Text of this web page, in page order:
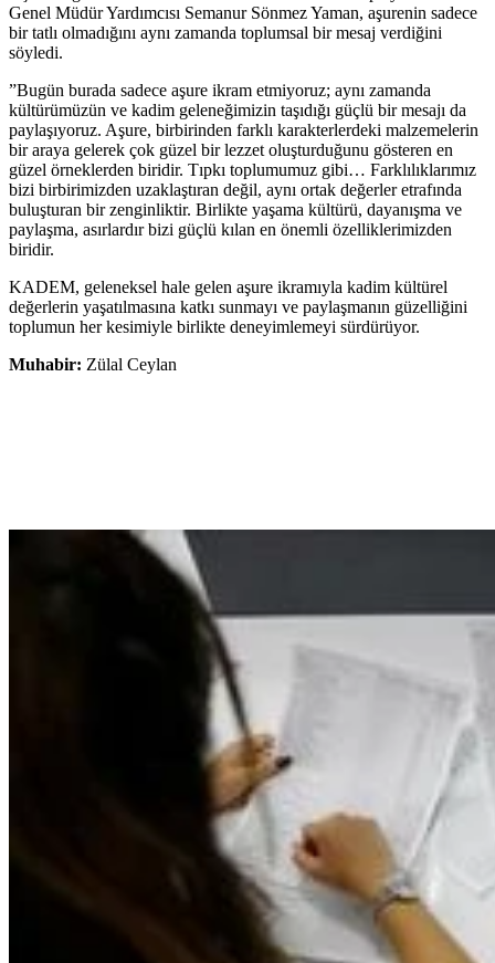
Genel Müdür Yardımcısı Semanur Sönmez Yaman, aşurenin sadece
bir tatlı olmadığını aynı zamanda toplumsal bir mesaj verdiğini
söyledi.
”Bugün burada sadece aşure ikram etmiyoruz; aynı zamanda
kültürümüzün ve kadim geleneğimizin taşıdığı güçlü bir mesajı da
paylaşıyoruz. Aşure, birbirinden farklı karakterlerdeki malzemelerin
bir araya gelerek çok güzel bir lezzet oluşturduğunu gösteren en
güzel örneklerden biridir. Tıpkı toplumumuz gibi… Farklılıklarımız
bizi birbirimizden uzaklaştıran değil, aynı ortak değerler etrafında
buluşturan bir zenginliktir. Birlikte yaşama kültürü, dayanışma ve
paylaşma, asırlardır bizi güçlü kılan en önemli özelliklerimizden
biridir.
KADEM, geleneksel hale gelen aşure ikramıyla kadim kültürel
değerlerin yaşatılmasına katkı sunmayı ve paylaşmanın güzelliğini
toplumun her kesimiyle birlikte deneyimlemeyi sürdürüyor.
Muhabir: Zülal Ceylan